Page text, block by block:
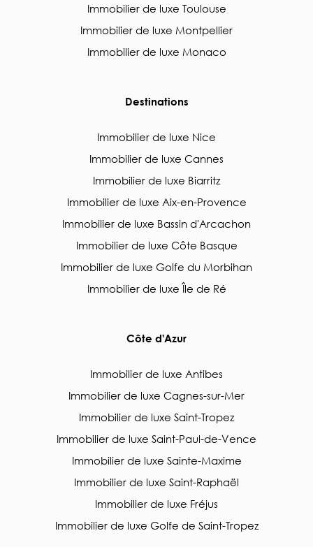
Immobilier de luxe Toulouse
Immobilier de luxe Montpellier
Immobilier de luxe Monaco
Destinations
Immobilier de luxe Nice
Immobilier de luxe Cannes
Immobilier de luxe Biarritz
Immobilier de luxe Aix-en-Provence
Immobilier de luxe Bassin d'Arcachon
Immobilier de luxe Côte Basque
Immobilier de luxe Golfe du Morbihan
Immobilier de luxe Île de Ré
Côte d'Azur
Immobilier de luxe Antibes
Immobilier de luxe Cagnes-sur-Mer
Immobilier de luxe Saint-Tropez
Immobilier de luxe Saint-Paul-de-Vence
Immobilier de luxe Sainte-Maxime
Immobilier de luxe Saint-Raphaël
Immobilier de luxe Fréjus
Immobilier de luxe Golfe de Saint-Tropez